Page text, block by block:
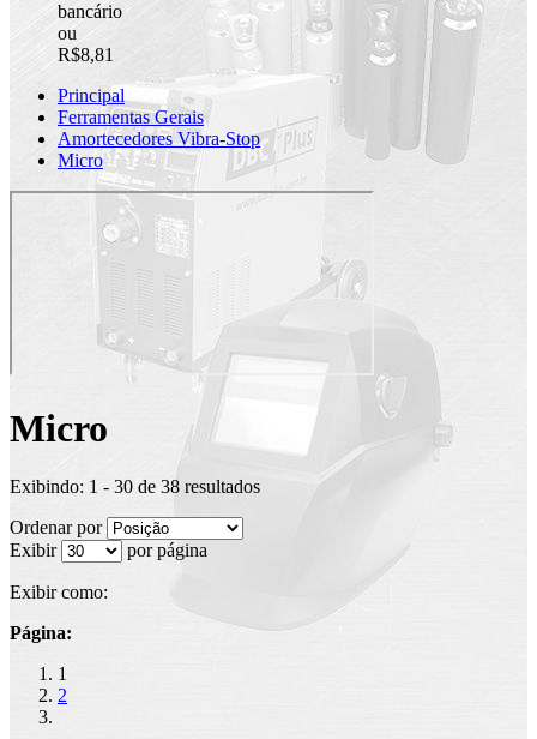
bancário
ou
R$8,81
Principal
Ferramentas Gerais
Amortecedores Vibra-Stop
Micro
Micro
Exibindo: 1 - 30 de 38 resultados
Ordenar por
Exibir
por página
Exibir como:
Página:
1
2